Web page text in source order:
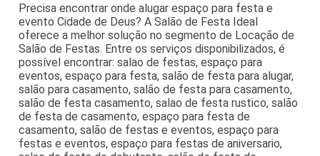
Precisa encontrar onde alugar espaço para festa e
evento Cidade de Deus? A Salão de Festa Ideal
oferece a melhor solução no segmento de Locação de
Salão de Festas. Entre os serviços disponibilizados, é
possível encontrar: salao de festas, espaço para
eventos, espaço para festa, salão de festa para alugar,
salão para casamento, salão de festa para casamento,
salão de festa casamento, salao de festa rustico, salão
de festa de casamento, espaço para festa de
casamento, salão de festas e eventos, espaço para
festas e eventos, espaço para festas de aniversario,